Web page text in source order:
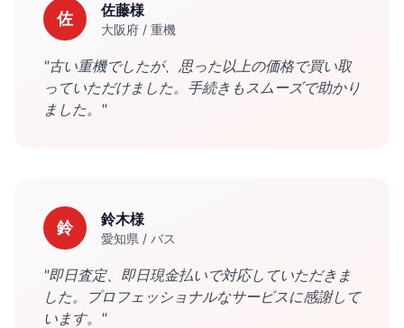
佐 佐藤様
大阪府 / 重機
"古い重機でしたが、思った以上の価格で買い取
っていただけました。手続きもスムーズで助かり
ました。 "
鈴 鈴木様
愛知県 / バス
"即日査定、即日現金払いで対応していただきま
した。プロフェッショナルなサービスに感謝して
います。 "